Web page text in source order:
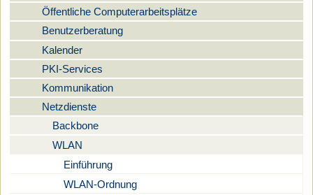
Öffentliche Computerarbeitsplätze
Benutzerberatung
Kalender
PKI-Services
Kommunikation
Netzdienste
Backbone
WLAN
Einführung
WLAN-Ordnung